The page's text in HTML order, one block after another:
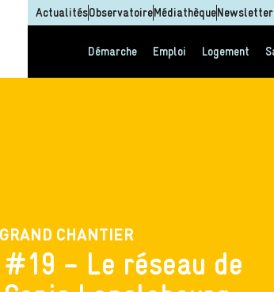
ActualitésObservatoireMédiathèqueNewsletter
Démarche Emploi Logement
CHANTIER
– Le réseau de